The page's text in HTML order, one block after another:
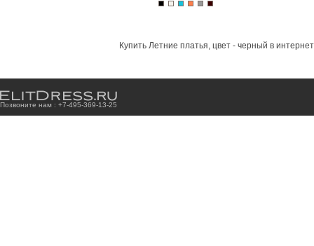
Купить Летние платья, цвет - черный в
Позвоните нам : +7-495-369-13-25